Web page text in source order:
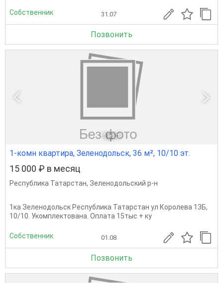
Собственник 31.07
Позвонить
1 из 1
1-комн квартира, Зеленодольск, 36 м², 10/10 эт.
15 000 ₽ в месяц
Республика Татарстан, Зеленодольский р-н
1ка Зеленодольск Республика Татарстан ул Королева 13Б,
10/10. Укомплектована. Оплата 15тыс + ку
Собственник 01.08
Позвонить